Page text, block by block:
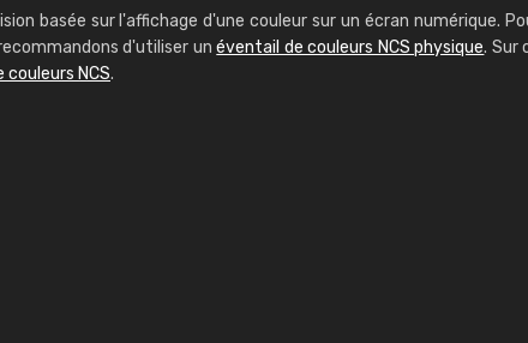
basée sur l'affichage d'une couleur sur un écran numérique.
d'utiliser unéventail de couleurs NCS physique. Sur
NCS.